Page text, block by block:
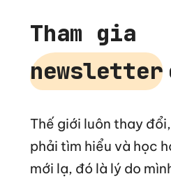
Tham gia
newsletter
Thế giới luôn thay
phải tìm hiểu và học
mới lạ, đó là lý do